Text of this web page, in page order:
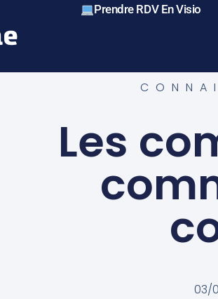
Prendre RDV En Visio
Les
03/